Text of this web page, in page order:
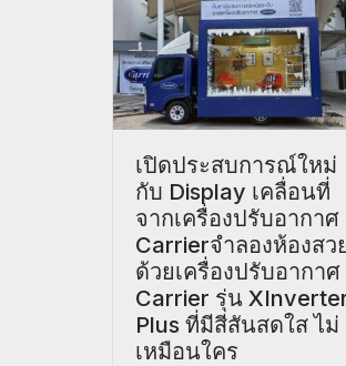
เปิดประสบการณ์ใหม่
กับ Display เคลื่อนที่
จากเครื่องปรับอากาศ
Carrierจำลองห้องสว
ด้วยเครื่องปรับอากาศ
Carrier รุ่น
Plus ที่มีสีสันสดใส ไม่
เหมือนใคร